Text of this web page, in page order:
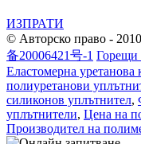
ИЗПРАТИ
© Авторско право -
备20006421号-1 Горещи
Еластомерна уретанова
полиуретанови
силиконов уплътнител,
уплътнители, Цена на
Производител на